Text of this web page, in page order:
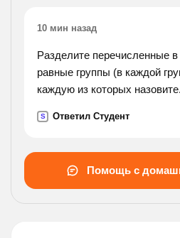
10 мин назад
Разделите перечисленные
равные группы (в каждой
каждую из которых
n2o5, al(no3)3, mg3n2, na3n,
S Ответил Студент
Помощь с